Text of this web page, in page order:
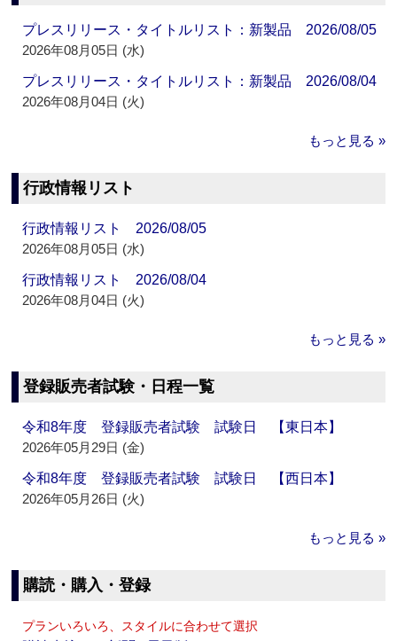
プレスリリース・タイトルリスト：新製品 2026/08/05
2026年08月05日 (水)
プレスリリース・タイトルリスト：新製品 2026/08/04
2026年08月04日 (火)
もっと見る »
行政情報リスト
行政情報リスト 2026/08/05
2026年08月05日 (水)
行政情報リスト 2026/08/04
2026年08月04日 (火)
もっと見る »
登録販売者試験・日程一覧
令和8年度 登録販売者試験 試験日 【東日本】
2026年05月29日 (金)
令和8年度 登録販売者試験 試験日 【西日本】
2026年05月26日 (火)
もっと見る »
購読・購入・登録
プランいろいろ、スタイルに合わせて選択